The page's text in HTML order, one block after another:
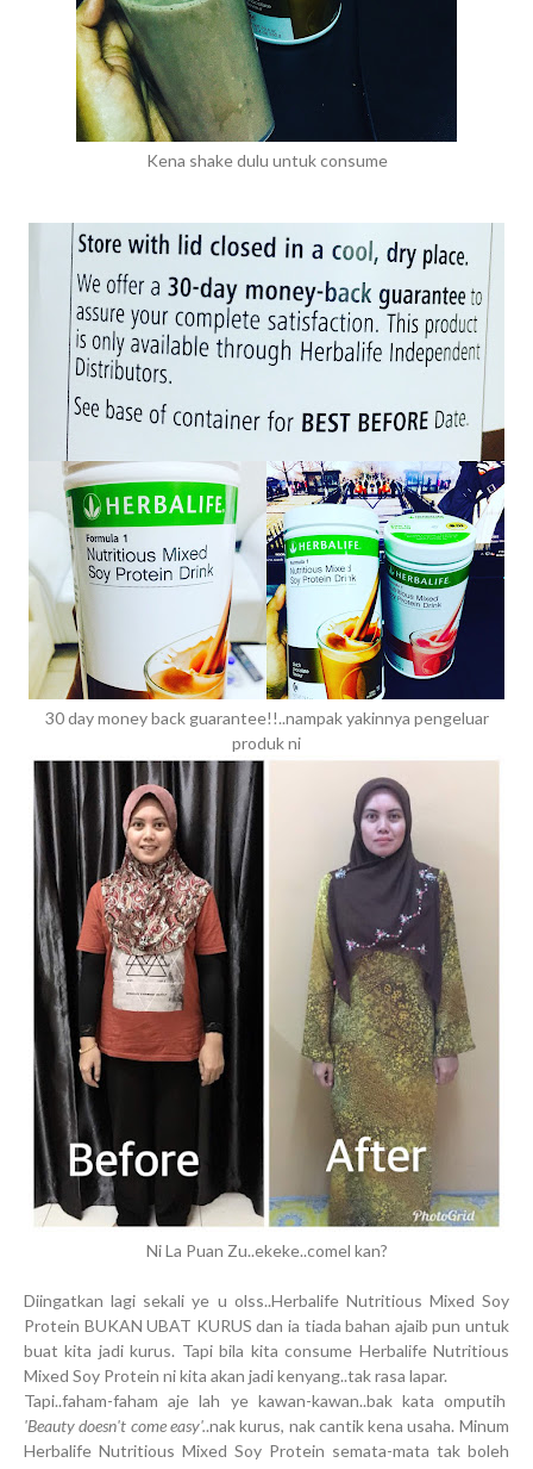
Kena shake dulu untuk consume
30 day money back guarantee!!..nampak yakinnya pengeluar
produk ni
Ni La Puan Zu..ekeke..comel kan?
Diingatkan lagi sekali ye u olss..Herbalife Nutritious Mixed Soy
Protein BUKAN UBAT KURUS dan ia tiada bahan ajaib pun untuk
buat kita jadi kurus. Tapi bila kita consume Herbalife Nutritious
Mixed Soy Protein ni kita akan jadi kenyang..tak rasa lapar.
Tapi..faham-faham aje lah ye kawan-kawan..bak kata omputih
'Beauty doesn't come easy'..nak kurus, nak cantik kena usaha. Minum
Herbalife Nutritious Mixed Soy Protein semata-mata tak boleh